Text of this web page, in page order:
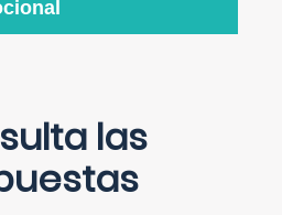
las